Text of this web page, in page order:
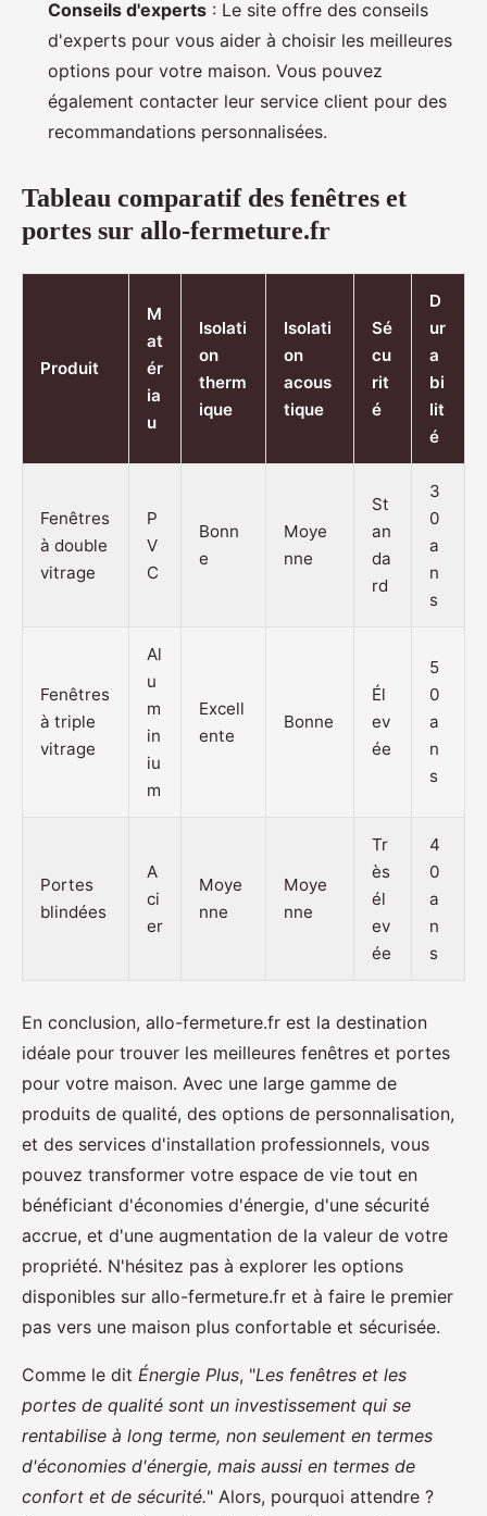
Conseils d'experts : Le site offre des conseils
d'experts pour vous aider à choisir les meilleures
options pour votre maison. Vous pouvez
également contacter leur service client pour des
recommandations personnalisées.
Tableau comparatif des fenêtres et
portes sur allo-fermeture.fr
Produit
M
at
ér
ia
u
Isolati
on
therm
ique
Isolati
on
acous
tique
Sé
cu
rit
é
D
ur
a
bi
lit
é
Fenêtres
à double
vitrage
P
V
C
Bonn
e
Moye
nne
St
an
da
rd
3
0
a
n
s
Fenêtres
à triple
vitrage
Al
u
m
in
iu
m
Excell
ente
Bonne
Él
ev
ée
5
0
a
n
s
Portes
blindées
A
ci
er
Moye
nne
Moye
nne
Tr
ès
él
ev
ée
4
0
a
n
s
En conclusion, allo-fermeture.fr est la destination
idéale pour trouver les meilleures fenêtres et portes
pour votre maison. Avec une large gamme de
produits de qualité, des options de personnalisation,
et des services d'installation professionnels, vous
pouvez transformer votre espace de vie tout en
bénéficiant d'économies d'énergie, d'une sécurité
accrue, et d'une augmentation de la valeur de votre
propriété. N'hésitez pas à explorer les options
disponibles sur allo-fermeture.fr et à faire le premier
pas vers une maison plus confortable et sécurisée.
Comme le dit Énergie Plus, "Les fenêtres et les
portes de qualité sont un investissement qui se
rentabilise à long terme, non seulement en termes
d'économies d'énergie, mais aussi en termes de
confort et de sécurité." Alors, pourquoi attendre ?